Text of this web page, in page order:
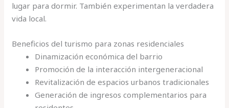
lugar para dormir. También experimentan la verdadera
vida local.
Beneficios del turismo para zonas residenciales
Dinamización económica del barrio
Promoción de la interacción intergeneracional
Revitalización de espacios urbanos tradicionales
Generación de ingresos complementarios para